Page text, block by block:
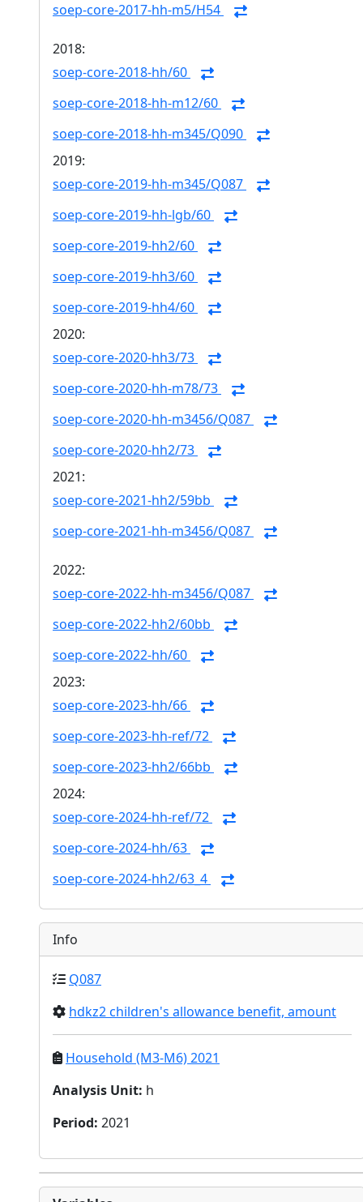
soep-core-2017-hh-m5/H54
2018:
soep-core-2018-hh/60
soep-core-2018-hh-m12/60
soep-core-2018-hh-m345/Q090
2019:
soep-core-2019-hh-m345/Q087
soep-core-2019-hh-lgb/60
soep-core-2019-hh2/60
soep-core-2019-hh3/60
soep-core-2019-hh4/60
2020:
soep-core-2020-hh3/73
soep-core-2020-hh-m78/73
soep-core-2020-hh-m3456/Q087
soep-core-2020-hh2/73
2021:
soep-core-2021-hh2/59bb
soep-core-2021-hh-m3456/Q087
2022:
soep-core-2022-hh-m3456/Q087
soep-core-2022-hh2/60bb
soep-core-2022-hh/60
2023:
soep-core-2023-hh/66
soep-core-2023-hh-ref/72
soep-core-2023-hh2/66bb
2024:
soep-core-2024-hh-ref/72
soep-core-2024-hh/63
soep-core-2024-hh2/63_4
Info
Q087
hdkz2 children's allowance benefit, amount
Household (M3-M6) 2021
Analysis Unit: h
Period: 2021